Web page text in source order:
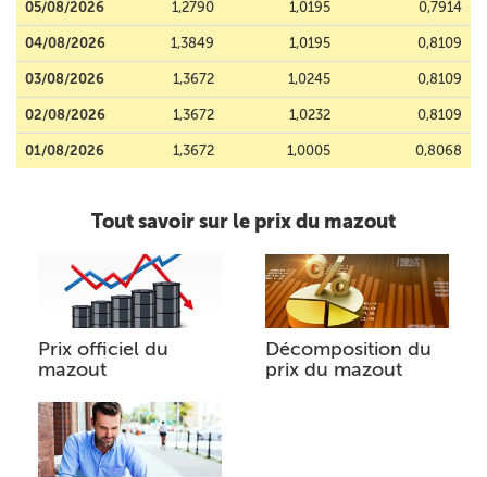
05/08/2026 1,2790 1,0195 0,7914
04/08/2026 1,3849 1,0195 0,8109
03/08/2026 1,3672 1,0245 0,8109
02/08/2026 1,3672 1,0232 0,8109
01/08/2026 1,3672 1,0005 0,8068
Tout savoir sur le prix du mazout
Prix officiel du
mazout
Décomposition du
prix du mazout